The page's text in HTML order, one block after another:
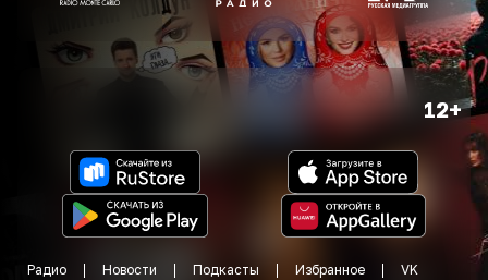
12+
Радио Новости Подкасты Избранное
VK